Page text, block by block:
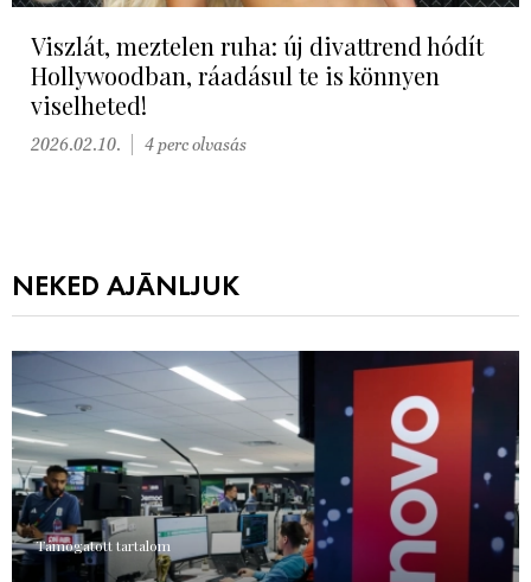
Viszlát, meztelen ruha: új divattrend hódít
Hollywoodban, ráadásul te is könnyen
viselheted!
2026.02.10. 4 perc olvasás
NEKED AJÁNLJUK
Támogatott tartalom